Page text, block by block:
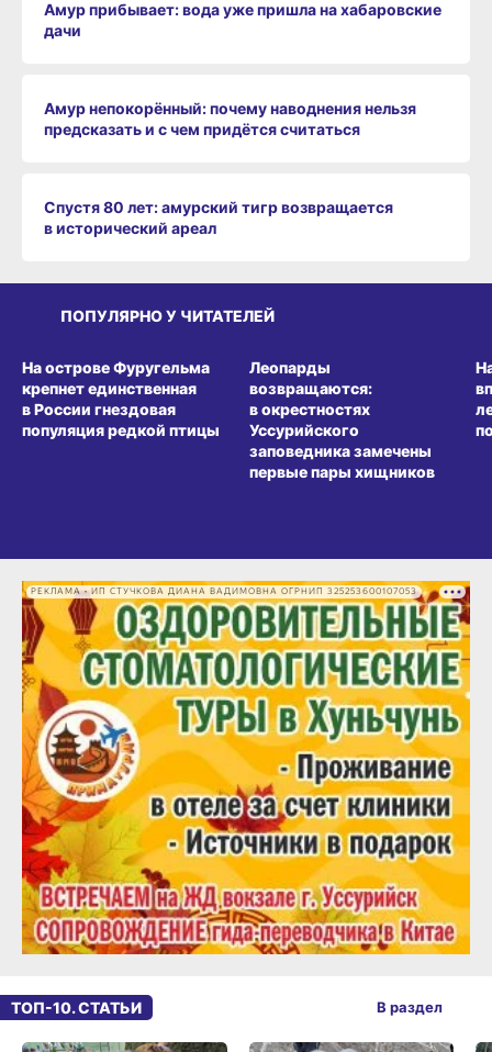
Амур прибывает: вода уже пришла на хабаровские
дачи
Амур непокорённый: почему наводнения нельзя
предсказать и с чем придётся считаться
Спустя 80 лет: амурский тигр возвращается
в исторический ареал
ПОПУЛЯРНО У ЧИТАТЕЛЕЙ
На острове Фуругельма
крепнет единственная
в России гнездовая
популяция редкой птицы
Леопарды
возвращаются:
в окрестностях
Уссурийского
заповедника замечены
первые пары хищников
РЕКЛАМА • ИП СТУЧКОВА ДИАНА ВАДИМОВНА ОГРНИП 325253600107053
ТОП-10. СТАТЬИ В раздел